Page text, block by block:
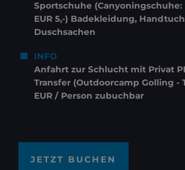
Sportschuhe
EUR 5,-) Badekleidung,
Duschsachen
INFO
Anfahrt zur Schlucht mit Privat
Transfer (Outdoorcamp Golling -
EUR / Person zubuchbar
JETZT BUCHEN